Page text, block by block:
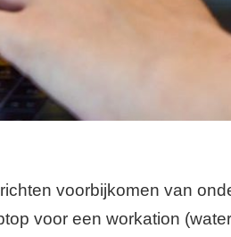
voorbijkomen van
voor een workation